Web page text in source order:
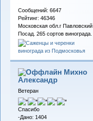
Сообщений: 6647
Рейтинг: 46346
Московская обл.г Павловский
Посад. 265 сортов винограда.
Михно
Александр
Ветеран
Спасибо
-Дано: 1404